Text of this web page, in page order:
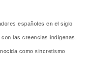
españoles en el siglo
las creencias indígenas,
como sincretismo